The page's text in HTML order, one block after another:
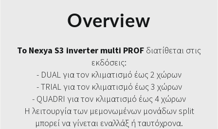
Overview
Το Nexya S3 inverter multi PROF διατίθεται στις
εκδόσεις:
- DUAL για τον κλιματισμό έως 2 χώρων
- TRIAL για τον κλιματισμό έως 3 χώρων
- QUADRI για τον κλιματισμό έως 4 χώρων
Η λειτουργία των μεμονωμένων μονάδων split
μπορεί να γίνεται εναλλάξ ή ταυτόχρονα.